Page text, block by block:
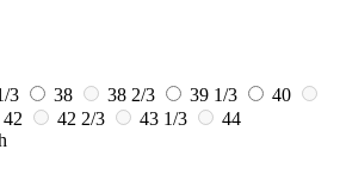
3 38 38 2/3 39 1/3
40
42 42 2/3 43 1/3
44